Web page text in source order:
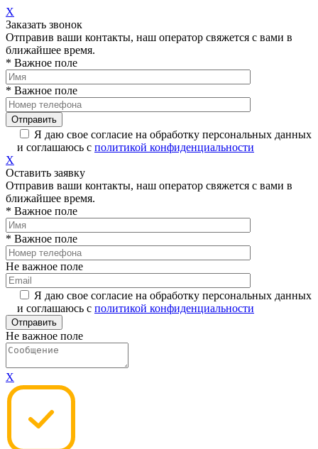
X
Заказать звонок
Отправив ваши контакты, наш оператор свяжется с вами в
ближайшее время.
* Важное поле
* Важное поле
Я даю свое согласие на обработку персональных данных
и соглашаюсь с политикой конфиденциальности
X
Оставить заявку
Отправив ваши контакты, наш оператор свяжется с вами в
ближайшее время.
* Важное поле
* Важное поле
Не важное поле
Я даю свое согласие на обработку персональных данных
и соглашаюсь с политикой конфиденциальности
Не важное поле
X